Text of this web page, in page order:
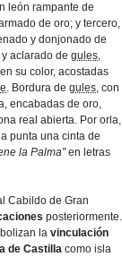
león rampante de
de oro; y tercero,
y donjonado de
y aclarado de gules,
su color, acostadas
. Bordura de gules, con
encabadas de oro,
real abierta. Por orla,
punta una cinta de
la Palma”en letras
Cabildo de Gran
posteriormente.
la vinculación
de Castilla como isla